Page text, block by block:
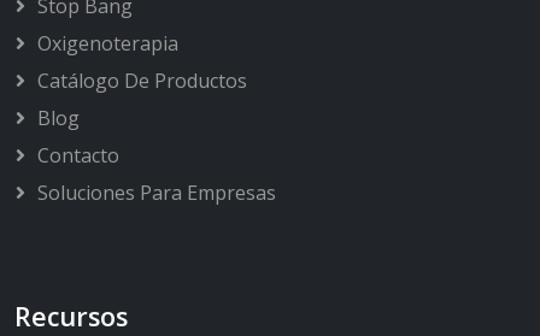
Stop Bang
Oxigenoterapia
Catálogo De Productos
Blog
Contacto
Soluciones Para Empresas
Recursos